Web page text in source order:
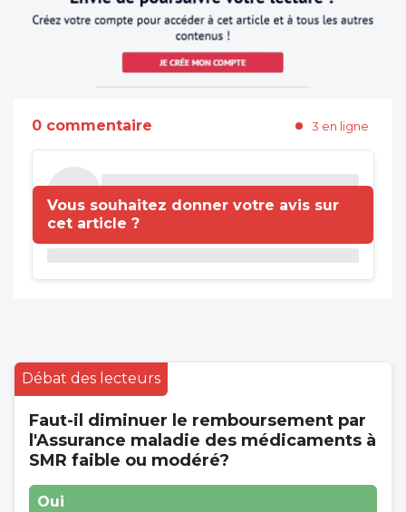
0 commentaire 3 en ligne
Vous souhaitez donner votre avis sur
cet article ?
Débat des lecteurs
Faut-il diminuer le remboursement par
l'Assurance maladie des médicaments à
SMR faible ou modéré?
Oui